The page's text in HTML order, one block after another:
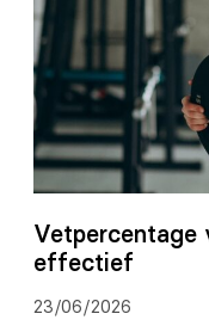
Vetpercentage
effectief
23/06/2026